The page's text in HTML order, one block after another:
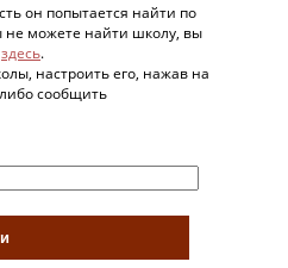
он попытается найти по
не можете найти школу, вы
здесь.
настроить его, нажав на
сообщить